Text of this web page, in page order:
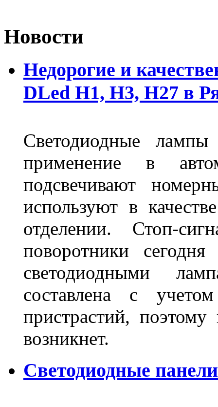
Новости
Недорогие и
DLed Н1, Н3, Н27 в
Светодиодные
применение в
подсвечивают
используют в
отделении. Стоп-
поворотники
светодиодными
составлена с
пристрастий,
возникнет.
Светодиодные